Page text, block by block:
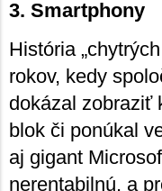
3. Smartphony
História
rokov, kedy
dokázal zobraziť
blok či ponúkal
aj gigant
nerentabilnú, a